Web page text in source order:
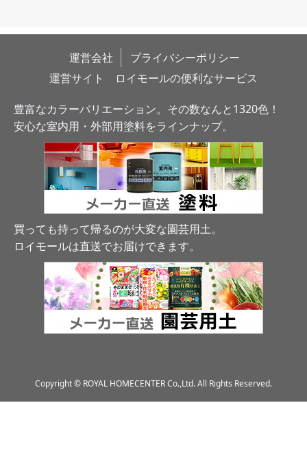
運営会社
プライバシーポリシー
運営サイト　ロイモールの便利なサービス
豊富なカラーバリエーション。その数なんと1320色！
安心な室内用・外部用塗料をラインナップ。
買っても持って帰るのが大変な園芸用土。
ロイモールは直送でお届けできます。
Copyright © ROYAL HOMECENTER Co.,Ltd. All Rights Reserved.